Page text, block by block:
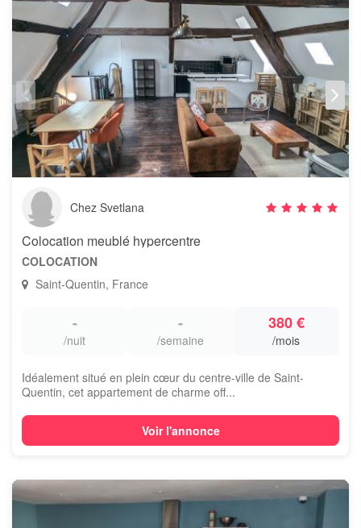
Chez Svetlana
Colocation meublé hypercentre
COLOCATION
Saint-Quentin, France
-
/nuit
-
/semaine
380 €
/mois
Idéalement situé en plein cœur du centre-ville de Saint-
Quentin, cet appartement de charme off...
Voir l'annonce